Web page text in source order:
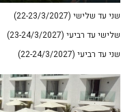
שני עד שלישי (22-23/3/2027)
שלישי עד רביעי (23-24/3/2027)
שני עד רביעי (22-24/3/2027)